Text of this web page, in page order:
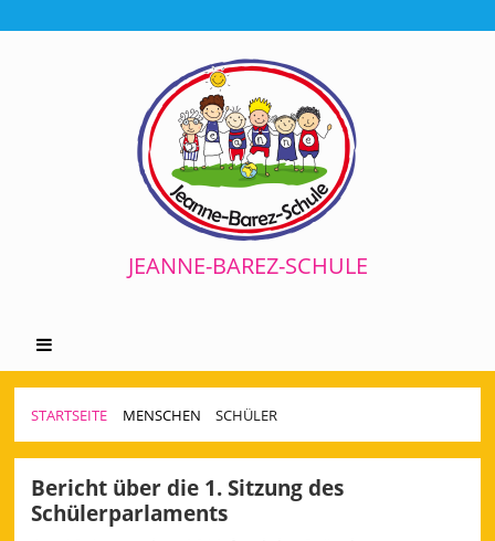
JEANNE-BAREZ-SCHULE
STARTSEITE MENSCHEN SCHÜLER
Schüler
Bericht über die 1. Sitzung des
Schülerparlaments